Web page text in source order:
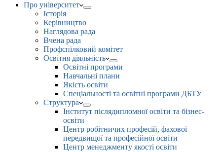
Про університет
Історія
Керівництво
Наглядова рада
Вчена рада
Профспілковий комітет
Освітня діяльність
Освітні програми
Навчальні плани
Якість освіти
Спеціальності та освітні програми ДБТУ
Структура
Інститут післядипломної освіти та бізнес-
освіти
Центр робітничих професій, фахової
передвищої та професійної освіти
Центр менеджменту якості освіти